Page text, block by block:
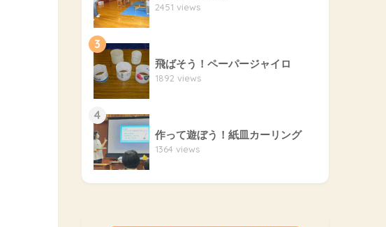
2451 views
3
飛ばそう！ペーパージャイロ
1892 views
4
作って遊ぼう！紙皿カーリング
1364 views